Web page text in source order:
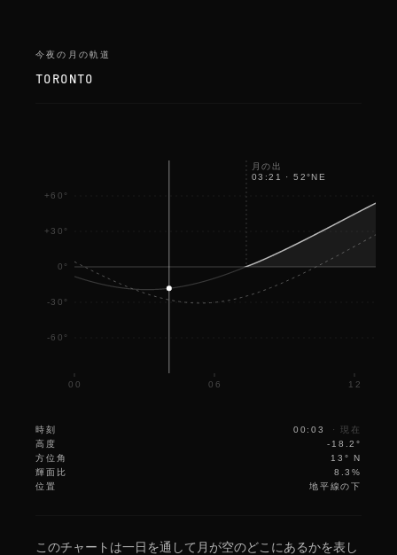
今夜の月の軌道
TORONTO
+60°
+30°
0°
-30°
-60°
00 06 12
月の出
03:21
· 52°NE
時刻 00:03 ·現在
高度
-18.2°
方位角
13° N
輝面比
8.3%
位置
地平線の下
このチャートは一日を通して月が空のどこにあるかを表し